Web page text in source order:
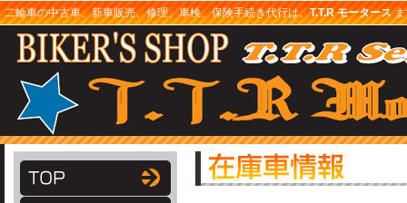
二輪車の中古車、新車販売、修理、車検、保険手続き代行は、T.T.R モータースま